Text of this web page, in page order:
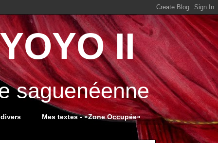
II
saguenéenne
Mes textes - «Zone Occupée»